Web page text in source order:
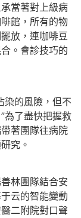
當著對上級病
館，所有的物
放，連咖啡豆
。會診技巧的
的風險，但不
為了盡快把握救
著團隊往病院
究。
林團隊結合安
云的智能變動
二附院對口聲